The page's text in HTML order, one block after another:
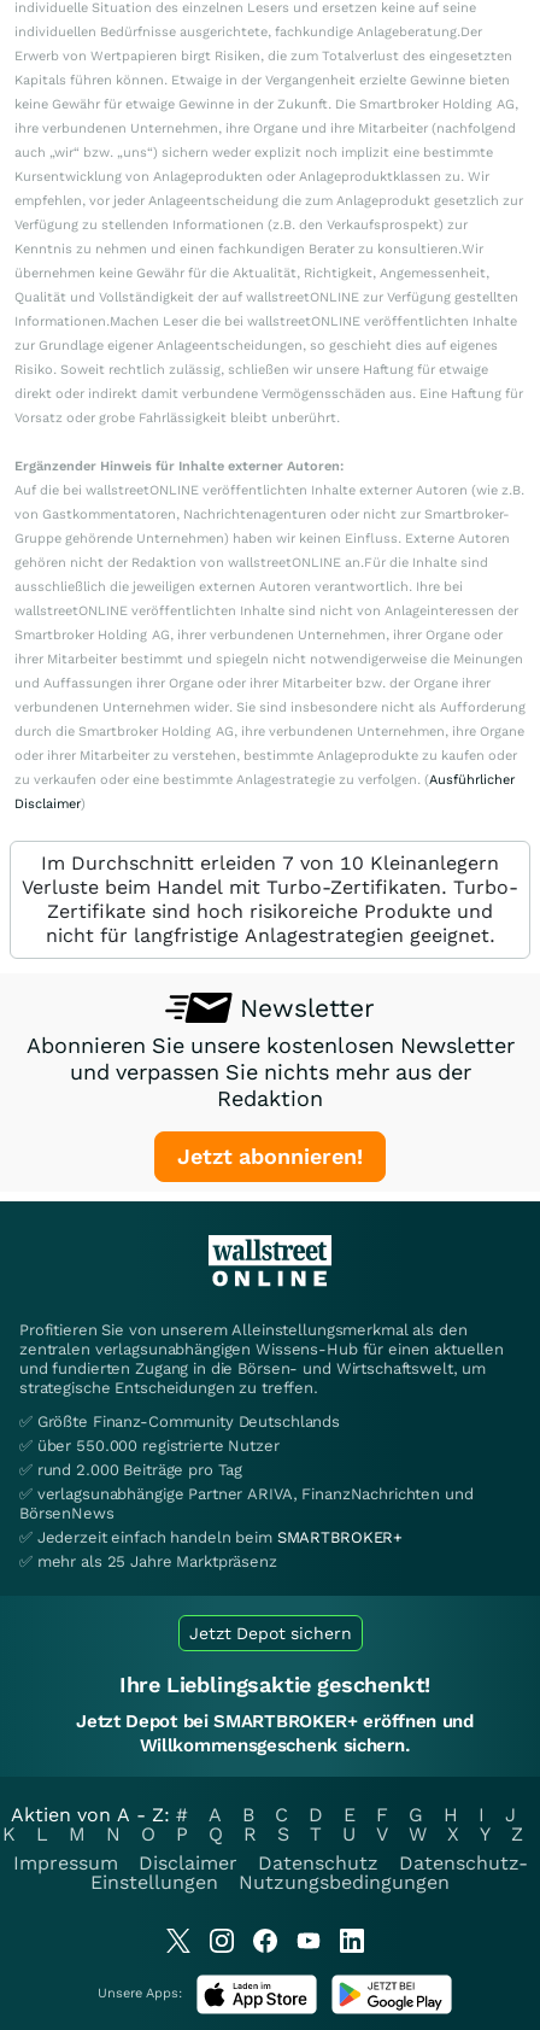
individuelle Situation des einzelnen Lesers und ersetzen keine auf seine
individuellen Bedürfnisse ausgerichtete, fachkundige Anlageberatung.Der
Erwerb von Wertpapieren birgt Risiken, die zum Totalverlust des eingesetzten
Kapitals führen können. Etwaige in der Vergangenheit erzielte Gewinne bieten
keine Gewähr für etwaige Gewinne in der Zukunft. Die Smartbroker Holding AG,
ihre verbundenen Unternehmen, ihre Organe und ihre Mitarbeiter (nachfolgend
auch „wir“ bzw. „uns“) sichern weder explizit noch implizit eine bestimmte
Kursentwicklung von Anlageprodukten oder Anlageproduktklassen zu. Wir
empfehlen, vor jeder Anlageentscheidung die zum Anlageprodukt gesetzlich zur
Verfügung zu stellenden Informationen (z.B. den Verkaufsprospekt) zur
Kenntnis zu nehmen und einen fachkundigen Berater zu konsultieren.Wir
übernehmen keine Gewähr für die Aktualität, Richtigkeit, Angemessenheit,
Qualität und Vollständigkeit der auf wallstreetONLINE zur Verfügung gestellten
Informationen.Machen Leser die bei wallstreetONLINE veröffentlichten Inhalte
zur Grundlage eigener Anlageentscheidungen, so geschieht dies auf eigenes
Risiko. Soweit rechtlich zulässig, schließen wir unsere Haftung für etwaige
direkt oder indirekt damit verbundene Vermögensschäden aus. Eine Haftung für
Vorsatz oder grobe Fahrlässigkeit bleibt unberührt.
Ergänzender Hinweis für Inhalte externer Autoren:
Auf die bei wallstreetONLINE veröffentlichten Inhalte externer Autoren (wie z.B.
von Gastkommentatoren, Nachrichtenagenturen oder nicht zur Smartbroker-
Gruppe gehörende Unternehmen) haben wir keinen Einfluss. Externe Autoren
gehören nicht der Redaktion von wallstreetONLINE an.Für die Inhalte sind
ausschließlich die jeweiligen externen Autoren verantwortlich. Ihre bei
wallstreetONLINE veröffentlichten Inhalte sind nicht von Anlageinteressen der
Smartbroker Holding AG, ihrer verbundenen Unternehmen, ihrer Organe oder
ihrer Mitarbeiter bestimmt und spiegeln nicht notwendigerweise die Meinungen
und Auffassungen ihrer Organe oder ihrer Mitarbeiter bzw. der Organe ihrer
verbundenen Unternehmen wider. Sie sind insbesondere nicht als Aufforderung
durch die Smartbroker Holding AG, ihre verbundenen Unternehmen, ihre Organe
oder ihrer Mitarbeiter zu verstehen, bestimmte Anlageprodukte zu kaufen oder
zu verkaufen oder eine bestimmte Anlagestrategie zu verfolgen. (Ausführlicher
Disclaimer)
Im Durchschnitt erleiden 7 von 10 Kleinanlegern
Verluste beim Handel mit Turbo-Zertifikaten. Turbo-
Zertifikate sind hoch risikoreiche Produkte und
nicht für langfristige Anlagestrategien geeignet.
Newsletter
Abonnieren Sie unsere kostenlosen Newsletter
und verpassen Sie nichts mehr aus der
Redaktion
Jetzt abonnieren!
Profitieren Sie von unserem Alleinstellungsmerkmal als den
zentralen verlagsunabhängigen Wissens-Hub für einen aktuellen
und fundierten Zugang in die Börsen- und Wirtschaftswelt, um
strategische Entscheidungen zu treffen.
✅ Größte Finanz-Community Deutschlands
✅ über 550.000 registrierte Nutzer
✅ rund 2.000 Beiträge pro Tag
✅ verlagsunabhängige Partner ARIVA, FinanzNachrichten und
BörsenNews
✅ Jederzeit einfach handeln beim SMARTBROKER+
✅ mehr als 25 Jahre Marktpräsenz
Jetzt Depot sichern
Ihre Lieblingsaktie geschenkt!
Jetzt Depot bei SMARTBROKER+ eröffnen und
Willkommensgeschenk sichern.
Aktien von A - Z: # A B C D E F G H I
J
K
L M N O P Q R S T U V W X Y
Z
Impressum
Disclaimer Datenschutz
Datenschutz-
Einstellungen
Nutzungsbedingungen
Unsere Apps: